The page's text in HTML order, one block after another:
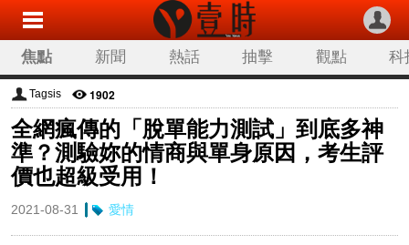
焦點 新聞 熱話 抽擊 觀點 科
Tagsis 1902
全網瘋傳的「脫單能力測試」到底多神
準？測驗妳的情商與單身原因，考生評
價也超級受用！
2021-08-31 愛情